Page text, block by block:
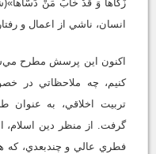
انسان، ناشي از اعمال و
اكنون اين پرسش مطرح
كنيم، چه ملاحظاتي در
تربيت اخلاقي، به عنوان
گرفت. از منظر دين اسلام،
فطري عالي و چندبعدي، كه